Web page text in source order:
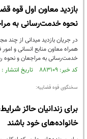
بازدید معاون اول قوه
نحوه خدمت‌رسانی به
در جریان بازدید میدانی از چند
همراه معاون منابع انسانی و
خدمت‌رسانی به مراجعان و نحوه
کد خبر: ۸۸۳۱۰۹ تاریخ انتشار : ۱۴۰۴/۱۲/۱۹
سخنگوی قوه قضاییه:
برای زندانیان حائز
خانواده‌های خود باشند